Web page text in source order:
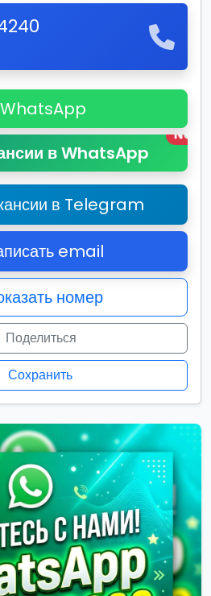
WhatsApp
в WhatsApp
New
в Telegram
email
номер
Поделиться
Сохранить